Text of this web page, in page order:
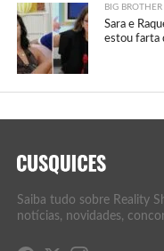
BIG BROTHER
Sara e
estou farta
Saiba tudo sobre Reality
notícias, novidades,